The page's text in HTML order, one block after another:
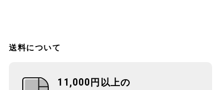
送料について
11,000円以上の